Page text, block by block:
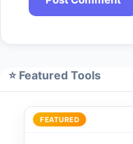
⭐ Featured Tools
FEATURED